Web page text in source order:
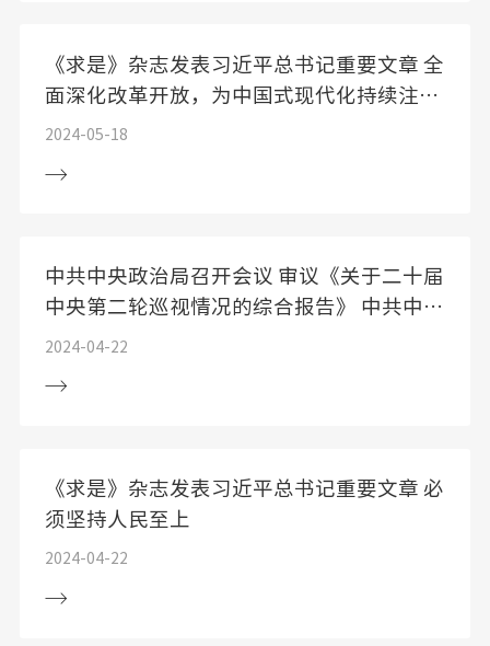
《求是》杂志发表习近平总书记重要文章 全
面深化改革开放，为中国式现代化持续注入
强劲动力
2024-05-18
中共中央政治局召开会议 审议《关于二十届
中央第二轮巡视情况的综合报告》 中共中央
总书记习近平主持会议
2024-04-22
《求是》杂志发表习近平总书记重要文章 必
须坚持人民至上
2024-04-22